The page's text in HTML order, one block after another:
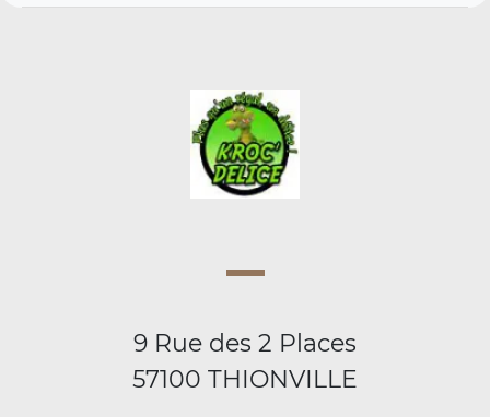
9 Rue des 2 Places
57100 THIONVILLE